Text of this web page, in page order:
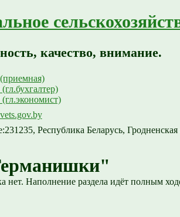
качество, внимание.
Республика Беларусь,
нет. Наполнение раздела идёт полным